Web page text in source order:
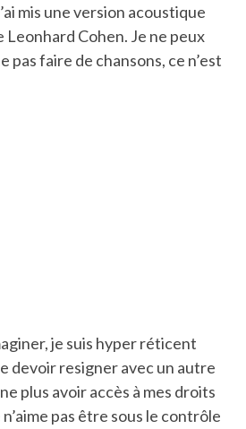
mis une version acoustique
Leonhard Cohen. Je ne peux
pas faire de chansons, ce n’est
je suis hyper réticent
devoir resigner avec un autre
plus avoir accès à mes droits
pas être sous le contrôle